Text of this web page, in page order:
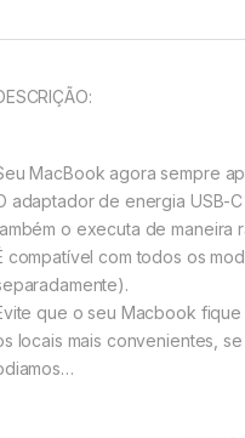
MacBook agora sempre
adaptador de energia USB-
o executa de maneira
compatível com todos os
que o seu Macbook
locais mais convenientes,